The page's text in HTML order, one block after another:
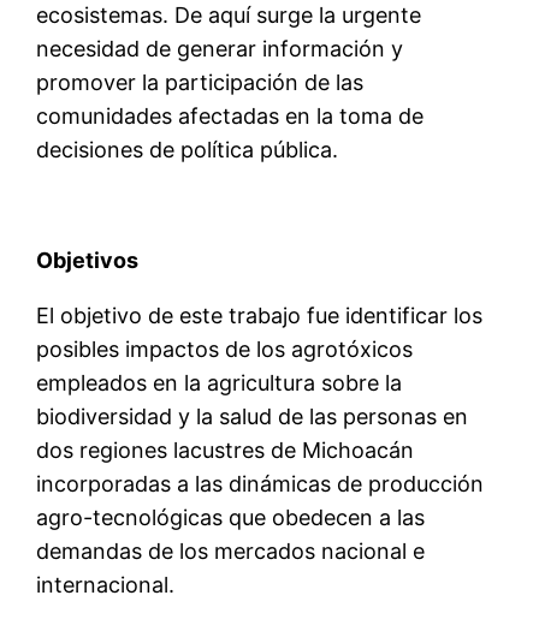
ecosistemas. De aquí surge la urgente
necesidad de generar información y
promover la participación de las
comunidades afectadas en la toma de
decisiones de política pública.
Objetivos
El objetivo de este trabajo fue identificar los
posibles impactos de los agrotóxicos
empleados en la agricultura sobre la
biodiversidad y la salud de las personas en
dos regiones lacustres de Michoacán
incorporadas a las dinámicas de producción
agro-tecnológicas que obedecen a las
demandas de los mercados nacional e
internacional.